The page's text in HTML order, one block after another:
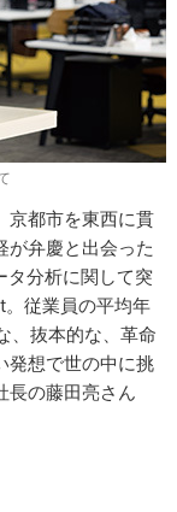
京都市を東西に貫
が弁慶と出会った
タ分析に関して突
従業員の平均年
、抜本的な、革命
発想で世の中に挑
長の藤田亮さん